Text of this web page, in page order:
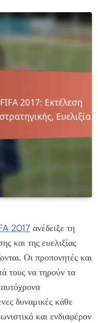
2017 ανέδειξε τη
και της ευελιξίας
Οι προπονητές και
τους να τηρούν τα
δυναμικές κάθε
και ενδιαφέρον